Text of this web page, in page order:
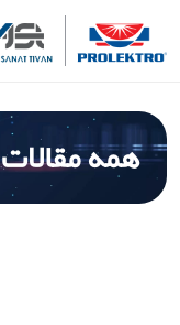
همه مقالات